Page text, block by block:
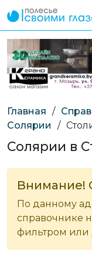
Главная /
Солярии
/
Солярии в
Внимание!
По данному
справочнике
фильтром или